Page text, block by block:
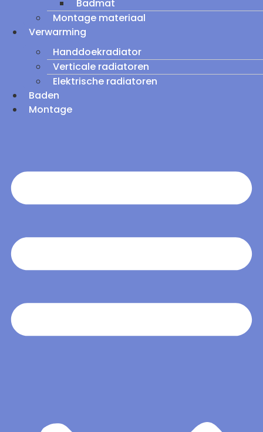
Badmat
Montage materiaal
Verwarming
Handdoekradiator
Verticale radiatoren
Elektrische radiatoren
Baden
Montage